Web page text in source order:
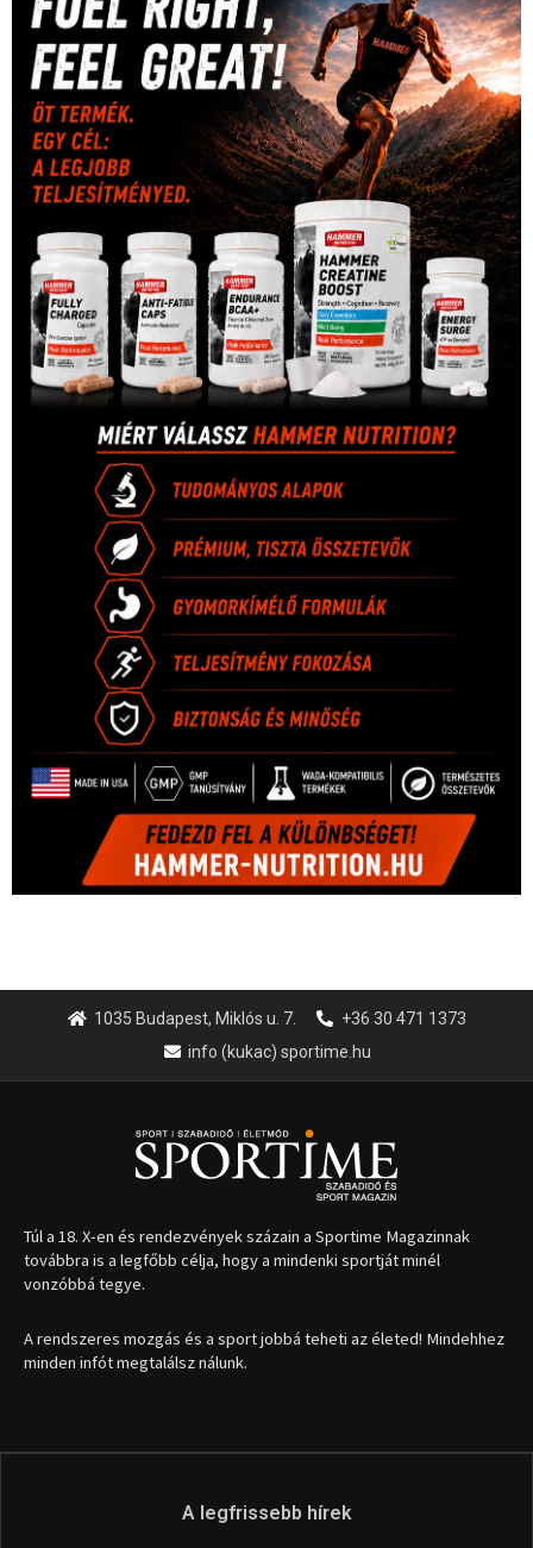
1035 Budapest, Miklós u. 7.
+36 30 471 1373
info (kukac) sportime.hu
Túl a 18. X-en és rendezvények százain a Sportime Magazinnak
továbbra is a legfőbb célja, hogy a mindenki sportját minél
vonzóbbá tegye.
A rendszeres mozgás és a sport jobbá teheti az életed! Mindehhez
minden infót megtalálsz nálunk.
A legfrissebb hírek